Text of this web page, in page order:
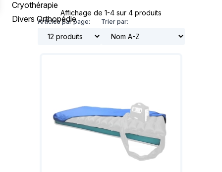
Cryothérapie
Divers Orthopédie
Affichage de 1-4 sur 4 produits
Articles par page: Trier par: